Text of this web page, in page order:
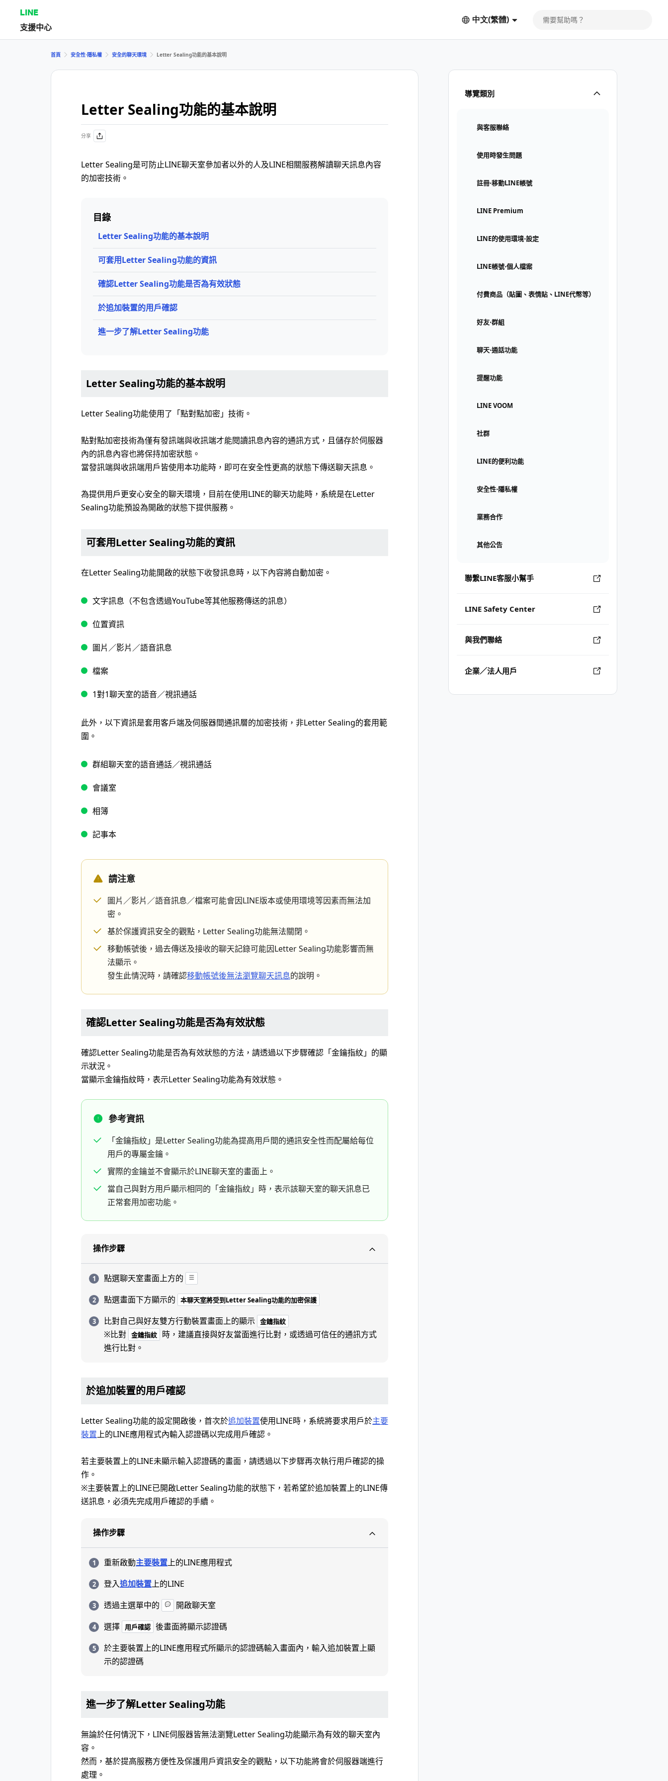
LINE
支援中心
中文(繁體)
導覽類別
與客服聯絡
使用時發生問題
註冊⋅移動LINE帳號
LINE Premium
LINE的使用環境⋅設定
LINE帳號⋅個人檔案
付費商品（貼圖、表情貼、LINE代幣等）
好友⋅群組
聊天⋅通話功能
提醒功能
LINE VOOM
社群
LINE的便利功能
安全性⋅隱私權
業務合作
其他公告
聯繫LINE客服小幫手
LINE Safety Center
與我們聯絡
企業／法人用戶
首頁 安全性⋅隱私權 安全的聊天環境 Letter Sealing功能的基本說明
Letter Sealing功能的基本說明
分享
Letter Sealing是可防止LINE聊天室參加者以外的人及LINE相關服務解讀聊天訊息內容
的加密技術。
目錄
Letter Sealing功能的基本說明
可套用Letter Sealing功能的資訊
確認Letter Sealing功能是否為有效狀態
於追加裝置的用戶確認
進一步了解Letter Sealing功能
Letter Sealing功能的基本說明
Letter Sealing功能使用了「點對點加密」技術。
點對點加密技術為僅有發訊端與收訊端才能閱讀訊息內容的通訊方式，且儲存於伺服器
內的訊息內容也將保持加密狀態。
當發訊端與收訊端用戶皆使用本功能時，即可在安全性更高的狀態下傳送聊天訊息。
為提供用戶更安心安全的聊天環境，目前在使用LINE的聊天功能時，系統是在Letter
Sealing功能預設為開啟的狀態下提供服務。
可套用Letter Sealing功能的資訊
在Letter Sealing功能開啟的狀態下收發訊息時，以下內容將自動加密。
文字訊息（不包含透過YouTube等其他服務傳送的訊息）
位置資訊
圖片／影片／語音訊息
檔案
1對1聊天室的語音／視訊通話
此外，以下資訊是套用客戶端及伺服器間通訊層的加密技術，非Letter Sealing的套用範
圍。
群組聊天室的語音通話／視訊通話
會議室
相簿
記事本
請注意
圖片／影片／語音訊息／檔案可能會因LINE版本或使用環境等因素而無法加
密。
基於保護資訊安全的觀點，Letter Sealing功能無法關閉。
移動帳號後，過去傳送及接收的聊天記錄可能因Letter Sealing功能影響而無
法顯示。
發生此情況時，請確認移動帳號後無法瀏覽聊天訊息的說明。
確認Letter Sealing功能是否為有效狀態
確認Letter Sealing功能是否為有效狀態的方法，請透過以下步驟確認「金鑰指紋」的顯
示狀況。
當顯示金鑰指紋時，表示Letter Sealing功能為有效狀態。
參考資訊
「金鑰指紋」是Letter Sealing功能為提高用戶間的通訊安全性而配屬給每位
用戶的專屬金鑰。
實際的金鑰並不會顯示於LINE聊天室的畫面上。
當自己與對方用戶顯示相同的「金鑰指紋」時，表示該聊天室的聊天訊息已
正常套用加密功能。
操作步驟
點選聊天室畫面上方的
點選畫面下方顯示的
本聊天室將受到Letter Sealing功能的加密保護
比對自己與好友雙方行動裝置畫面上的顯示 金鑰指紋
※比對 金鑰指紋
時，建議直接與好友當面進行比對，或透過可信任的通訊方式
進行比對。
於追加裝置的用戶確認
Letter Sealing功能的設定開啟後，首次於追加裝置使用LINE時，系統將要求用戶於主要
裝置上的LINE應用程式內輸入認證碼以完成用戶確認。
若主要裝置上的LINE未顯示輸入認證碼的畫面，請透過以下步驟再次執行用戶確認的操
作。
※主要裝置上的LINE已開啟Letter Sealing功能的狀態下，若希望於追加裝置上的LINE傳
送訊息，必須先完成用戶確認的手續。
操作步驟
重新啟動主要裝置上的LINE應用程式
登入追加裝置上的LINE
透過主選單中的
開啟聊天室
選擇
用戶確認 後畫面將顯示認證碼
於主要裝置上的LINE應用程式所顯示的認證碼輸入畫面內，輸入追加裝置上顯
示的認證碼
進一步了解Letter Sealing功能
無論於任何情況下，LINE伺服器皆無法瀏覽Letter Sealing功能顯示為有效的聊天室內
容。
然而，基於提高服務方便性及保護用戶資訊安全的觀點，以下功能將會於伺服器端進行
處理。